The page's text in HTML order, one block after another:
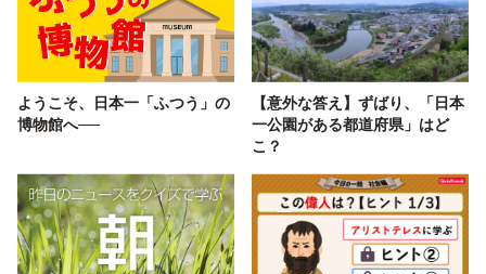
ようこそ、日本一「ふつう」の
博物館へ──
【意外な答え】ずばり、「日本
一公園がある都道府県」はど
こ？